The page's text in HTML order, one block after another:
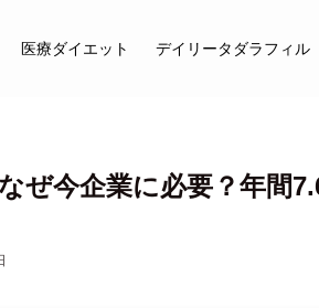
医療ダイエット デイリータダラフィル
今企業に必要？年間